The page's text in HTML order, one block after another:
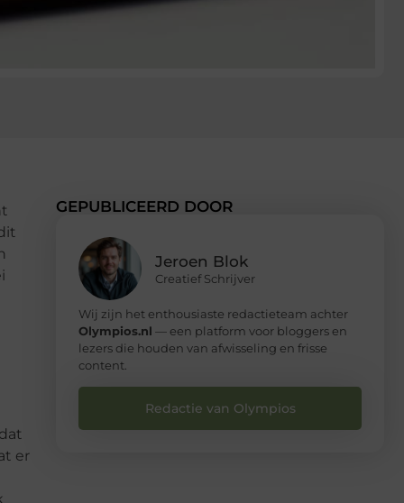
er
GEPUBLICEERD DOOR
Jeroen Blok
Creatief Schrijver
Wij zijn het enthousiaste redactieteam achter
Olympios.nl — een platform voor bloggers en
lezers die houden van afwisseling en frisse
content.
Redactie van Olympios